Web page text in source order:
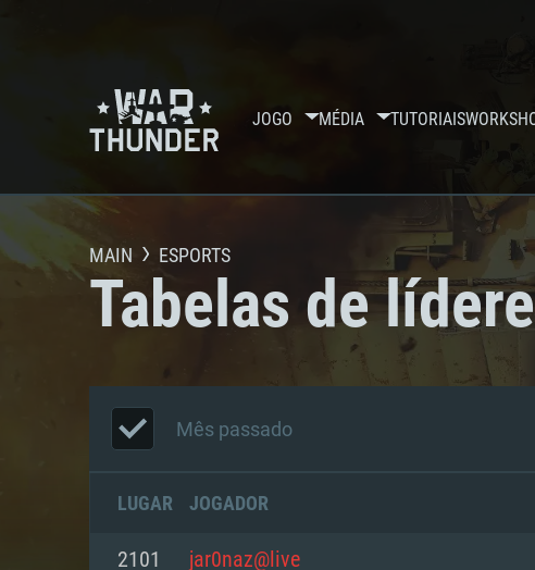
JOGO MÉDIA TUTORIAIS
MAIN ESPORTS
Tabelas de
Mês passado
LUGAR JOGADOR
2101 jar0naz@live